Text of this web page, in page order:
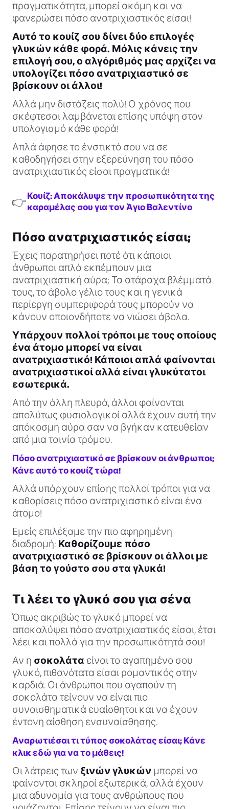
πραγματικότητα, μπορεί ακόμη και να
φανερώσει πόσο ανατριχιαστικός είσαι!
Αυτό το κουίζ σου δίνει δύο επιλογές
γλυκών κάθε φορά. Μόλις κάνεις την
επιλογή σου, ο αλγόριθμός μας αρχίζει να
υπολογίζει πόσο ανατριχιαστικό σε
βρίσκουν οι άλλοι!
Αλλά μην διστάζεις πολύ! Ο χρόνος που
σκέφτεσαι λαμβάνεται επίσης υπόψη στον
υπολογισμό κάθε φορά!
Απλά άφησε το ένστικτό σου να σε
καθοδηγήσει στην εξερεύνηση του πόσο
ανατριχιαστικός είσαι πραγματικά!
👉 Κουίζ: Αποκάλυψε την προσωπικότητα της
καραμέλας σου για τον Άγιο Βαλεντίνο
Πόσο ανατριχιαστικός είσαι;
Έχεις παρατηρήσει ποτέ ότι κάποιοι
άνθρωποι απλά εκπέμπουν μια
ανατριχιαστική αύρα; Τα ατάραχα βλέμματά
τους, το άβολο γέλιο τους και η γενικά
περίεργη συμπεριφορά τους μπορούν να
κάνουν οποιονδήποτε να νιώσει άβολα.
Υπάρχουν πολλοί τρόποι με τους οποίους
ένα άτομο μπορεί να είναι
ανατριχιαστικό! Κάποιοι απλά φαίνονται
ανατριχιαστικοί αλλά είναι γλυκύτατοι
εσωτερικά.
Από την άλλη πλευρά, άλλοι φαίνονται
απολύτως φυσιολογικοί αλλά έχουν αυτή την
απόκοσμη αύρα σαν να βγήκαν κατευθείαν
από μια ταινία τρόμου.
Πόσο ανατριχιαστικό σε βρίσκουν οι άνθρωποι;
Κάνε αυτό το κουίζ τώρα!
Αλλά υπάρχουν επίσης πολλοί τρόποι για να
καθορίσεις πόσο ανατριχιαστικό είναι ένα
άτομο!
Εμείς επιλέξαμε την πιο αφηρημένη
διαδρομή: Καθορίζουμε πόσο
ανατριχιαστικό σε βρίσκουν οι άλλοι με
βάση το γούστο σου στα γλυκά!
Τι λέει το γλυκό σου για σένα
Όπως ακριβώς το γλυκό μπορεί να
αποκαλύψει πόσο ανατριχιαστικός είσαι, έτσι
λέει και πολλά για την προσωπικότητά σου!
Αν η σοκολάτα είναι το αγαπημένο σου
γλυκό, πιθανότατα είσαι ρομαντικός στην
καρδιά. Οι άνθρωποι που αγαπούν τη
σοκολάτα τείνουν να είναι πιο
συναισθηματικά ευαίσθητοι και να έχουν
έντονη αίσθηση ενσυναίσθησης.
Αναρωτιέσαι τι τύπος σοκολάτας είσαι; Κάνε
κλικ εδώ για να το μάθεις!
Οι λάτρεις των ξινών γλυκών μπορεί να
φαίνονται σκληροί εξωτερικά, αλλά έχουν
μια αδυναμία για τους ανθρώπους που